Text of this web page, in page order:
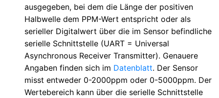
ausgegeben, bei dem die Länge der positiven
Halbwelle dem PPM-Wert entspricht oder als
serieller Digitalwert über die im Sensor befindliche
serielle Schnittstelle (UART = Universal
Asynchronous Receiver Transmitter). Genauere
Angaben finden sich im Datenblatt. Der Sensor
misst entweder 0-2000ppm oder 0-5000ppm. Der
Wertebereich kann über die serielle Schnittstelle